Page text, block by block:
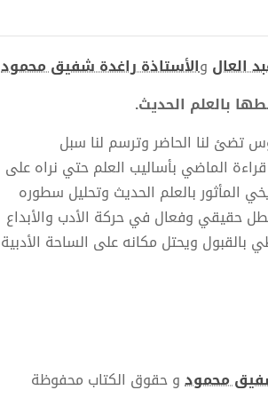
العال والأستاذة راغدة شفيق محمود
بالعلم الحديث.
تضئ لنا الحاضر وترسم لنا سبل
الماضي بأساليب العلم حتي نراه على
المأثور بالعلم الحديث وتحليل سطوره
حقيقي وفعال في حركة الأدب والأبداع
ويحتل مكانه على الساحة الأدبية
محمودو حقوق الكتاب محفوظة